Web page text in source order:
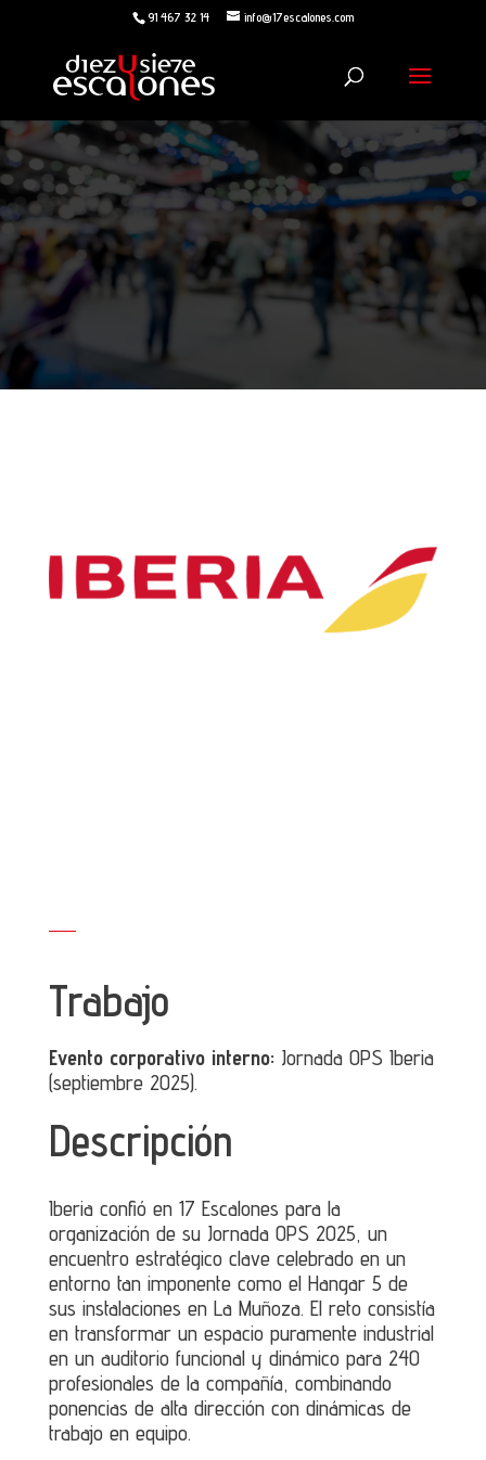
91 467 32 14 info@17escalones.com
Trabajo
Evento corporativo interno: Jornada OPS Iberia
(septiembre 2025).
Descripción
Iberia confió en 17 Escalones para la
organización de su Jornada OPS 2025, un
encuentro estratégico clave celebrado en un
entorno tan imponente como el Hangar 5 de
sus instalaciones en La Muñoza. El reto consistía
en transformar un espacio puramente industrial
en un auditorio funcional y dinámico para 240
profesionales de la compañía, combinando
ponencias de alta dirección con dinámicas de
trabajo en equipo.